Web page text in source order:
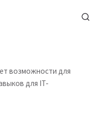
возможности для
для IT-